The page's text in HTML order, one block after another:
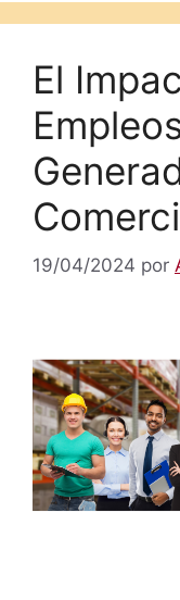
El
19/04/2024 por